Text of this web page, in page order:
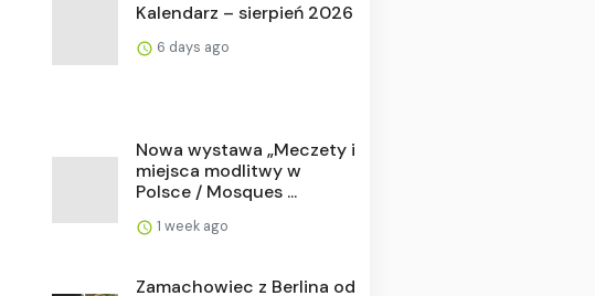
Kalendarz – sierpień 2026
6 days ago
Nowa wystawa „Meczety i
miejsca modlitwy w
Polsce / Mosques ...
1 week ago
Zamachowiec z Berlina od